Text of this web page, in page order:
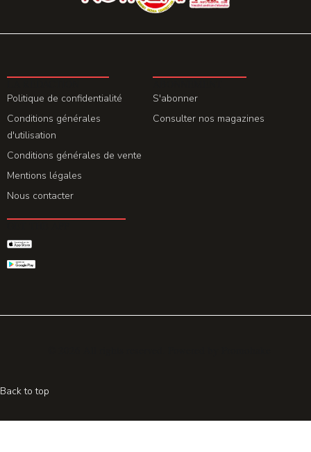
Politique de confidentialité
Conditions générales
d'utilisation
Conditions générales de vente
Mentions légales
Nous contacter
S'abonner
Consulter nos magazines
Back to top